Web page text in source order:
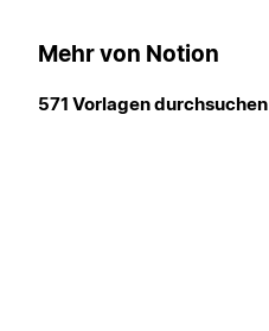
Mehr von Notion
571 Vorlagen durchsuchen